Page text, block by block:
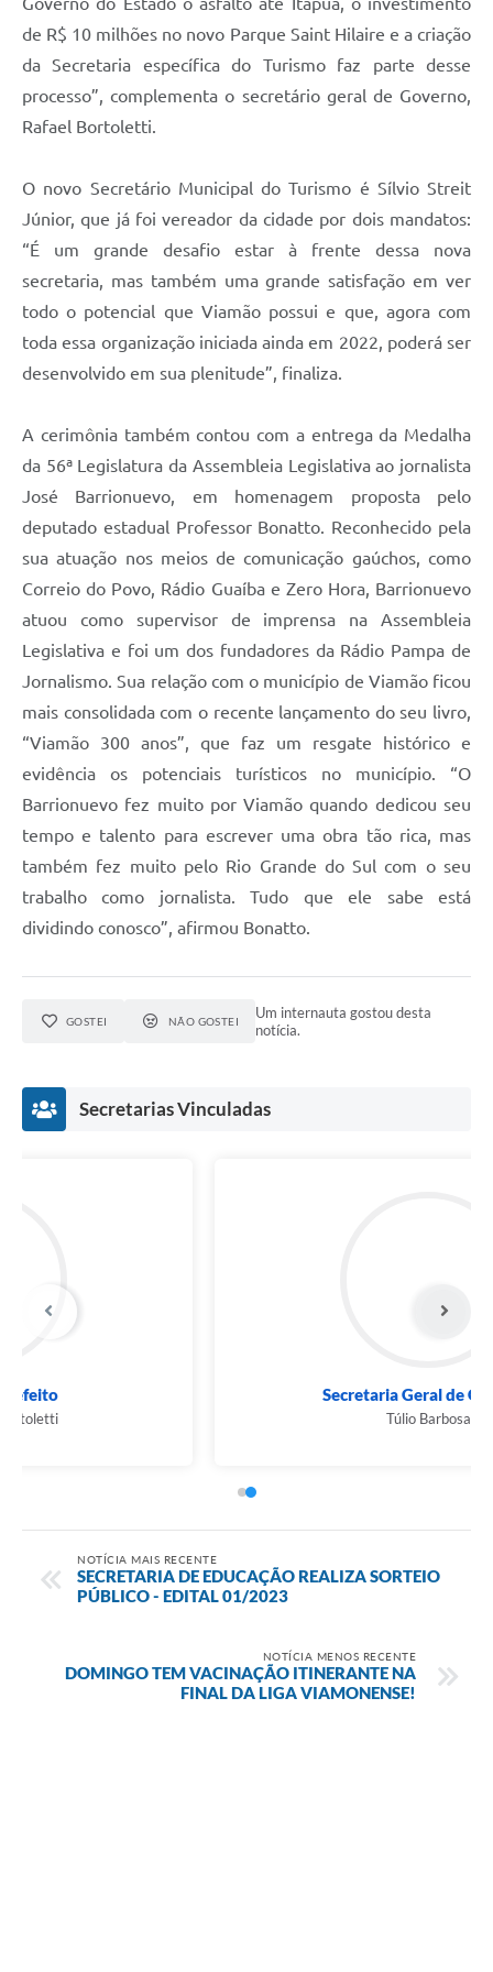
de R$ 10 milhões no novo Parque Saint Hilaire e a criação
da Secretaria específica do Turismo faz parte desse
processo”, complementa o secretário geral de Governo,
Rafael Bortoletti.
O novo Secretário Municipal do Turismo é Sílvio Streit
Júnior, que já foi vereador da cidade por dois mandatos:
“É um grande desafio estar à frente dessa nova
secretaria, mas também uma grande satisfação em ver
todo o potencial que Viamão possui e que, agora com
toda essa organização iniciada ainda em 2022, poderá ser
desenvolvido em sua plenitude”, finaliza.
A cerimônia também contou com a entrega da Medalha
da 56ª Legislatura da Assembleia Legislativa ao jornalista
José Barrionuevo, em homenagem proposta pelo
deputado estadual Professor Bonatto. Reconhecido pela
sua atuação nos meios de comunicação gaúchos, como
Correio do Povo, Rádio Guaíba e Zero Hora, Barrionuevo
atuou como supervisor de imprensa na Assembleia
Legislativa e foi um dos fundadores da Rádio Pampa de
Jornalismo. Sua relação com o município de Viamão ficou
mais consolidada com o recente lançamento do seu livro,
“Viamão 300 anos”, que faz um resgate histórico e
evidência os potenciais turísticos no município. “O
Barrionuevo fez muito por Viamão quando dedicou seu
tempo e talento para escrever uma obra tão rica, mas
também fez muito pelo Rio Grande do Sul com o seu
trabalho como jornalista. Tudo que ele sabe está
dividindo conosco”, afirmou Bonatto.
GOSTEI NÃO GOSTEI
Um internauta gostou desta
notícia.
Secretarias Vinculadas
Secretaria Geral de Governo
NOTÍCIA MAIS RECENTE
SECRETARIA DE EDUCAÇÃO REALIZA SORTEIO
PÚBLICO - EDITAL 01/2023
NOTÍCIA MENOS RECENTE
DOMINGO TEM VACINAÇÃO ITINERANTE NA
FINAL DA LIGA VIAMONENSE!